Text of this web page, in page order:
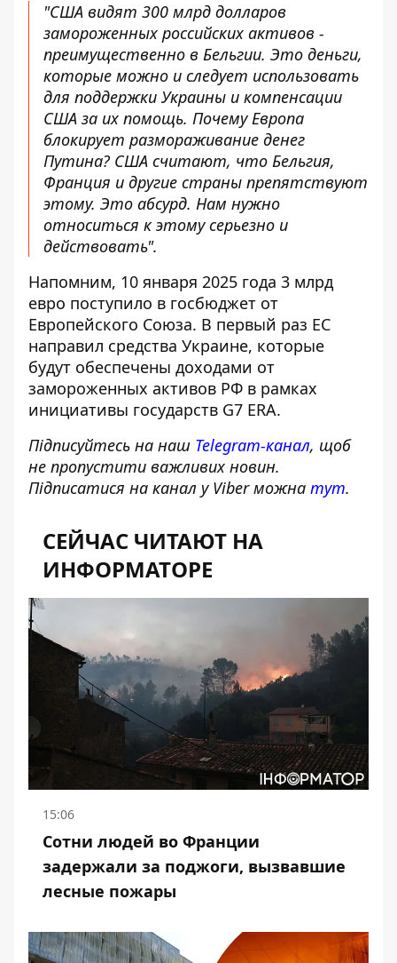
"США видят 300 млрд долларов
замороженных российских активов -
преимущественно в Бельгии. Это деньги,
которые можно и следует использовать
для поддержки Украины и компенсации
США за их помощь. Почему Европа
блокирует размораживание денег
Путина? США считают, что Бельгия,
Франция и другие страны препятствуют
этому. Это абсурд. Нам нужно
относиться к этому серьезно и
действовать".
Напомним, 10 января 2025 года 3 млрд
евро поступило в госбюджет от
Европейского Союза. В первый раз ЕС
направил средства Украине, которые
будут обеспечены доходами от
замороженных активов РФ в рамках
инициативы государств G7 ERA.
Підписуйтесь на наш Telegram-канал, щоб
не пропустити важливих новин.
Підписатися на канал у Viber можна тут.
СЕЙЧАС ЧИТАЮТ НА
ИНФОРМАТОРЕ
15:06
Сотни людей во Франции
задержали за поджоги, вызвавшие
лесные пожары